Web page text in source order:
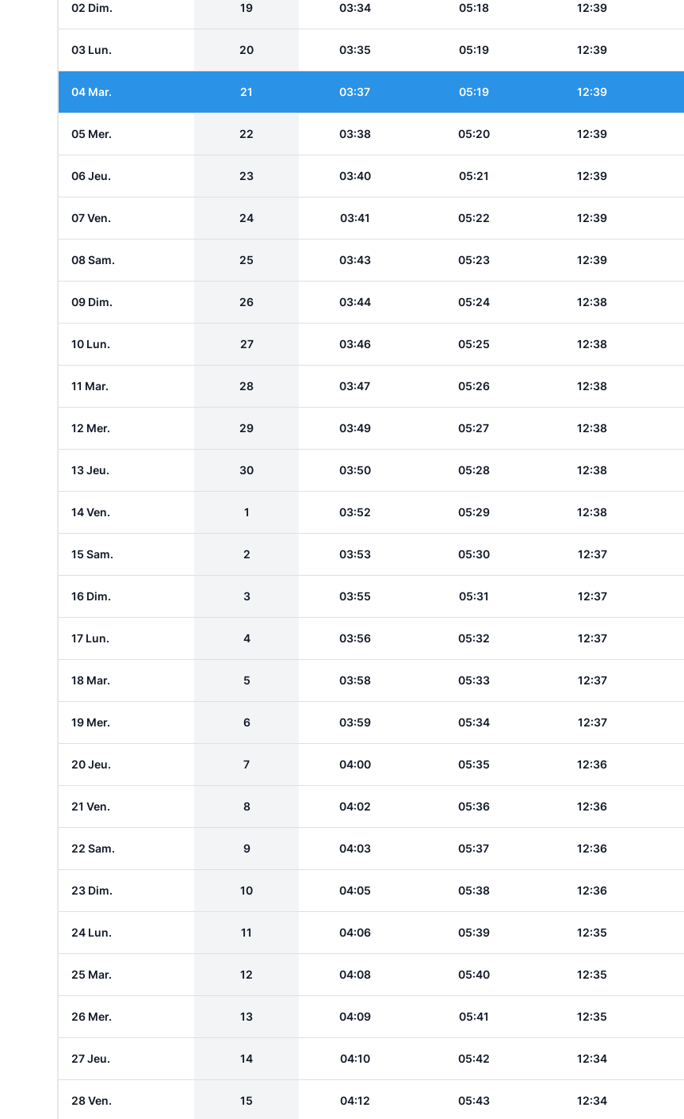
02 Dim. 19 03:34 05:18 12:39
03 Lun. 20 03:35 05:19 12:39
04 Mar. 21 03:37 05:19 12:39
05 Mer. 22 03:38 05:20 12:39
06 Jeu. 23 03:40 05:21 12:39
07 Ven. 24 03:41 05:22 12:39
08 Sam. 25 03:43 05:23 12:39
09 Dim. 26 03:44 05:24 12:38
10 Lun. 27 03:46 05:25 12:38
11 Mar. 28 03:47 05:26 12:38
12 Mer. 29 03:49 05:27 12:38
13 Jeu. 30 03:50 05:28 12:38
14 Ven. 1 03:52 05:29 12:38
15 Sam. 2 03:53 05:30 12:37
16 Dim. 3 03:55 05:31 12:37
17 Lun. 4 03:56 05:32 12:37
18 Mar. 5 03:58 05:33 12:37
19 Mer. 6 03:59 05:34 12:37
20 Jeu. 7 04:00 05:35 12:36
21 Ven. 8 04:02 05:36 12:36
22 Sam. 9 04:03 05:37 12:36
23 Dim. 10 04:05 05:38 12:36
24 Lun. 11 04:06 05:39 12:35
25 Mar. 12 04:08 05:40 12:35
26 Mer. 13 04:09 05:41 12:35
27 Jeu. 14 04:10 05:42 12:34
28 Ven. 15 04:12 05:43 12:34